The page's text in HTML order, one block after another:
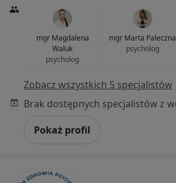
mgr Magdalena
Waluk
psycholog
mgr Marta Paleczna
psycholog
Zobacz wszystkich 5 specjalistów
Pokaż profil